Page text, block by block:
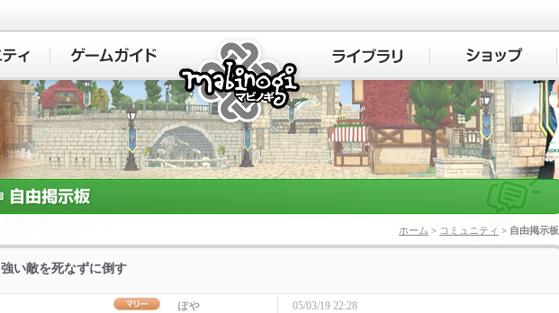
マビノギ
ホーム > コミュニティ > 自由掲示板
強い敵を死なずに倒す
ぽや 05/03/19 22:28